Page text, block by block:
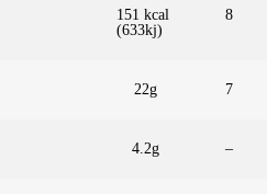
151 kcal
(633kj)
8
22g 7
4.2g –